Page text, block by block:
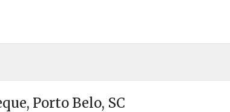
Porto Belo, SC